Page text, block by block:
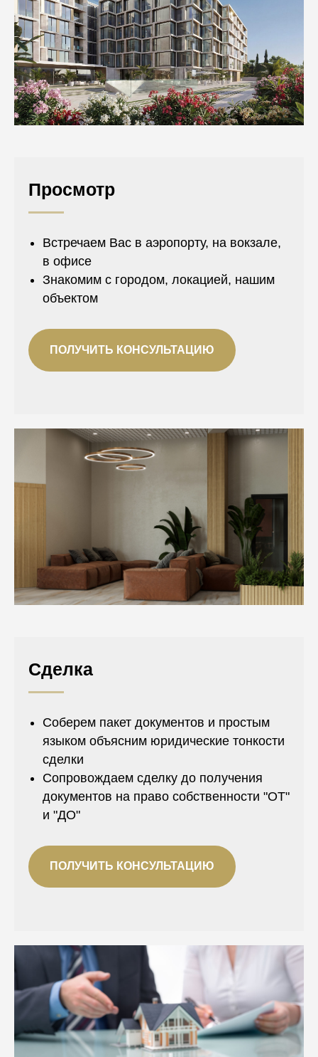
Просмотр
Встречаем Вас в аэропорту, на вокзале,
в офисе
Знакомим с городом, локацией, нашим
объектом
ПОЛУЧИТЬ КОНСУЛЬТАЦИЮ
Сделка
Соберем пакет документов и простым
языком объясним юридические тонкости
сделки
Сопровождаем сделку до получения
документов на право собственности "ОТ"
и "ДО"
ПОЛУЧИТЬ КОНСУЛЬТАЦИЮ